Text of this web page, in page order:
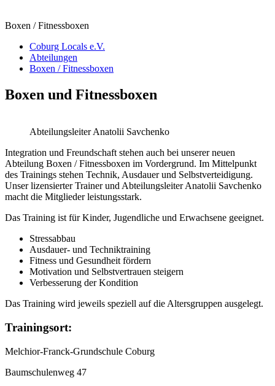
Boxen / Fitnessboxen
Coburg Locals e.V.
Abteilungen
Boxen / Fitnessboxen
Boxen und Fitnessboxen
Abteilungsleiter Anatolii Savchenko
Integration und Freundschaft stehen auch bei unserer neuen
Abteilung Boxen / Fitnessboxen im Vordergrund. Im Mittelpunkt
des Trainings stehen Technik, Ausdauer und Selbstverteidigung.
Unser lizensierter Trainer und Abteilungsleiter Anatolii Savchenko
macht die Mitglieder leistungsstark.
Das Training ist für Kinder, Jugendliche und Erwachsene geeignet.
Stressabbau
Ausdauer- und Techniktraining
Fitness und Gesundheit fördern
Motivation und Selbstvertrauen steigern
Verbesserung der Kondition
Das Training wird jeweils speziell auf die Altersgruppen ausgelegt.
Trainingsort:
Melchior-Franck-Grundschule Coburg
Baumschulenweg 47